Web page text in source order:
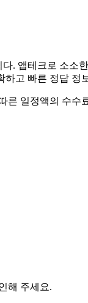
. 앱테크로 소
고 빠른 정답
른 일정액의 수수
해 주세요.